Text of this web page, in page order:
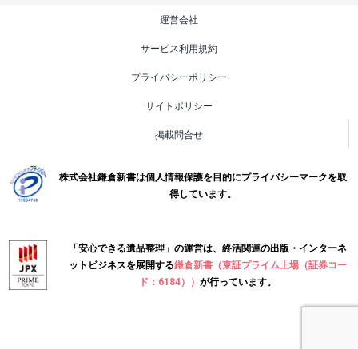
運営会社
サービス利用規約
プライバシーポリシー
サイトポリシー
掲載問合せ
株式会社鎌倉新書は個人情報保護を目的にプライバシーマークを取
得しています。
「安心できる遺品整理」の運営は、終活関連の出版・インターネ
ットビジネスを展開する鎌倉新書（東証プライム上場（証券コー
ド：6184）） が行っています。